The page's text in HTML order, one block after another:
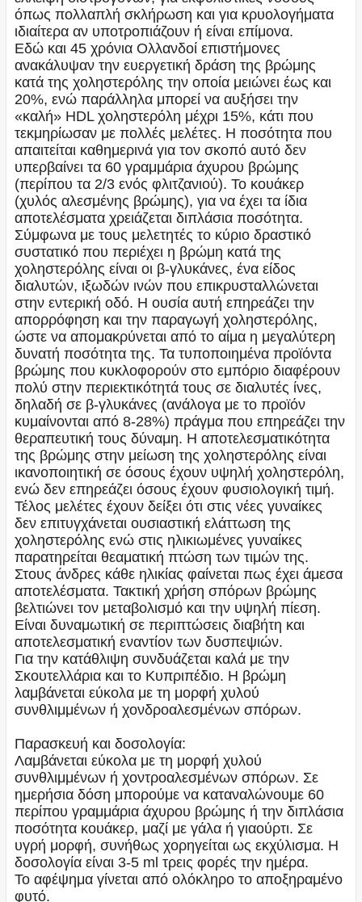
όπως πολλαπλή σκλήρωση και για κρυολογήματα
ιδιαίτερα αν υποτροπιάζουν ή είναι επίμονα.
Εδώ και 45 χρόνια Ολλανδοί επιστήμονες
ανακάλυψαν την ευεργετική δράση της βρώμης
κατά της χοληστερόλης την οποία μειώνει έως και
20%, ενώ παράλληλα μπορεί να αυξήσει την
«καλή» HDL χοληστερόλη μέχρι 15%, κάτι που
τεκμηρίωσαν με πολλές μελέτες. Η ποσότητα που
απαιτείται καθημερινά για τον σκοπό αυτό δεν
υπερβαίνει τα 60 γραμμάρια άχυρου βρώμης
(περίπου τα 2/3 ενός φλιτζανιού). Το κουάκερ
(χυλός αλεσμένης βρώμης), για να έχει τα ίδια
αποτελέσματα χρειάζεται διπλάσια ποσότητα.
Σύμφωνα με τους μελετητές το κύριο δραστικό
συστατικό που περιέχει η βρώμη κατά της
χοληστερόλης είναι οι β-γλυκάνες, ένα είδος
διαλυτών, ιξωδών ινών που επικρυσταλλώνεται
στην εντερική οδό. Η ουσία αυτή επηρεάζει την
απορρόφηση και την παραγωγή χοληστερόλης,
ώστε να απομακρύνεται από το αίμα η μεγαλύτερη
δυνατή ποσότητα της. Τα τυποποιημένα προϊόντα
βρώμης που κυκλοφορούν στο εμπόριο διαφέρουν
πολύ στην περιεκτικότητά τους σε διαλυτές ίνες,
δηλαδή σε β-γλυκάνες (ανάλογα με το προϊόν
κυμαίνονται από 8-28%) πράγμα που επηρεάζει την
θεραπευτική τους δύναμη. Η αποτελεσματικότητα
της βρώμης στην μείωση της χοληστερόλης είναι
ικανοποιητική σε όσους έχουν υψηλή χοληστερόλη,
ενώ δεν επηρεάζει όσους έχουν φυσιολογική τιμή.
Τέλος μελέτες έχουν δείξει ότι στις νέες γυναίκες
δεν επιτυγχάνεται ουσιαστική ελάττωση της
χοληστερόλης ενώ στις ηλικιωμένες γυναίκες
παρατηρείται θεαματική πτώση των τιμών της.
Στους άνδρες κάθε ηλικίας φαίνεται πως έχει άμεσα
αποτελέσματα. Τακτική χρήση σπόρων βρώμης
βελτιώνει τον μεταβολισμό και την υψηλή πίεση.
Είναι δυναμωτική σε περιπτώσεις διαβήτη και
αποτελεσματική εναντίον των δυσπεψιών.
Για την κατάθλιψη συνδυάζεται καλά με την
Σκουτελλάρια και το Κυπριπέδιο. Η βρώμη
λαμβάνεται εύκολα με τη μορφή χυλού
συνθλιμμένων ή χονδροαλεσμένων σπόρων.
Παρασκευή και δοσολογία:
Λαμβάνεται εύκολα με τη μορφή χυλού
συνθλιμμένων ή χοντροαλεσμένων σπόρων. Σε
ημερήσια δόση μπορούμε να καταναλώνουμε 60
περίπου γραμμάρια άχυρου βρώμης ή την διπλάσια
ποσότητα κουάκερ, μαζί με γάλα ή γιαούρτι. Σε
υγρή μορφή, συνήθως χορηγείται ως εκχύλισμα. Η
δοσολογία είναι 3-5 ml τρεις φορές την ημέρα.
Το αφέψημα γίνεται από ολόκληρο το αποξηραμένο
φυτό.